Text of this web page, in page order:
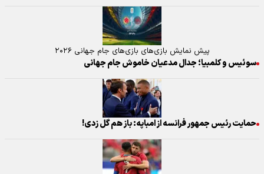
پیش نمایش بازی‌های بازی‌های جام جهانی ۲۰۲۶
سوئیس و کلمبیا؛ جدال مدعیان خاموش جام جهانی
حمایت رئیس جمهور فرانسه از امباپه: باز هم گل زدی!